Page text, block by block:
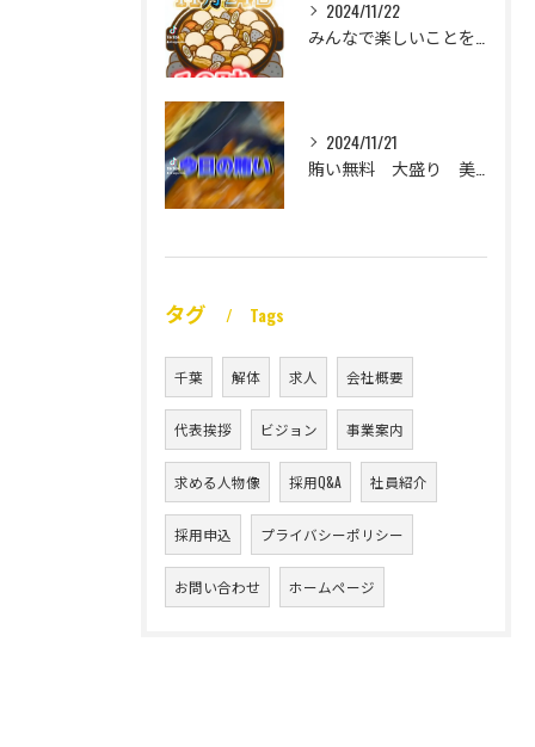
2024/11/22
みんなで楽しいことをいっぱいしたい
2024/11/21
賄い無料 大盛り 美味い
タグ Tags
千葉 解体 求人 会社概要
代表挨拶 ビジョン 事業案内
求める人物像 採用Q&A 社員紹介
採用申込 プライバシーポリシー
お問い合わせ ホームページ